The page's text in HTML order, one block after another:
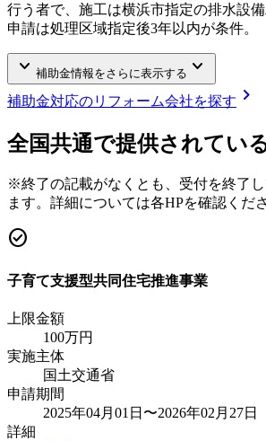
行う者で、施工は横浜市指定の排水設備
申請は処理区域指定後3年以内が条件。
keyboard_arrow_down 補助金情報をさらに表示する keyboard_arrow_down
補助金対応のリフォーム会社を探す chevron_right
全国共通で提供されてい
※終了の記載がなくとも、受付を終了
ます。詳細については各HPを確認くださ
check_circle
子育て支援型共同住宅推進事業
上限金額
100万円
実施主体
国土交通省
申請期間
2025年04月01日〜2026年02月27日
詳細